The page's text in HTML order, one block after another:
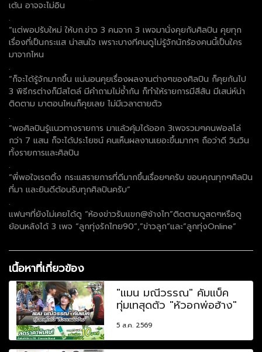
เต้น อาจจะไม่อิน
.
“แต่พอปรับใหม่ ให้บก.ข่าว 3 คนจาก 3 เพจมานั่งคุยกับศิลปิน คุยทุก
เรื่องที่เป็นกระแส น่าสนใจ เพราะบางทีคนดูไม่รู้จักนักร้องคนนี้เป็นใคร
มาจากไหน
.
“ก็จะได้รู้จักมากขึ้น แน่นอนคุยเรื่องผลงานต่างๆของศิลปิน ก็คุยกันไป
3 พิธีกรต่างก็มีสไตล์ มีคำถามไม่ซ้ำกัน ก็ทำให้รายการมีสีสัน มีเสน่ห์น่า
ติดตาม มาตอนไหนก็คุยเลย ไม่มีเวลาตายตัว
.
“พอศิลปินรู้แนวทางรายการ มาแล้วคุ้มได้ออก 3เพจรวมๆคนฟอลโล่
กว่า 7 แสน ก็จะได้ประโยชน์ คนเห็นผลงานเยอะขึ้นมากๆ ถือว่าดี วินวิน
ทั้งรายการและศิลปิน
.
“พี่พอใจเรตติ้ง กระแสรายการที่ดีมากขึ้นเรื่อยๆครับ ขอบคุณทุกๆศิลปิน
ที่มา และยินดีต้อนรับทุกศิลปินครับ”
.
แฟนๆที่ยังไม่เคยได้ดู “ห้องข่าวรับแขก@ช้างไท”ติดตามดูสดๆหรือดู
ย้อนหลังได้ 3 เพจ “ลูกทุ่งรักไทย90”,”ข่าวลูก”และ”ลูกทุ่งOnline”
เนื้อหาที่เกี่ยวข้อง
"แมน มณีวรรณ" คัมแบ็ค
ทุ่มเทสุดตัว "หัวอกพ่อฮ้าง"
5 ส.ค. 2569